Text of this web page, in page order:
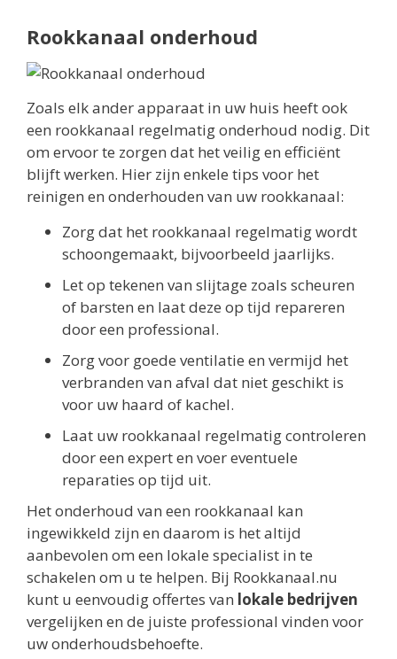
Rookkanaal onderhoud
Zoals elk ander apparaat in uw huis heeft ook
een rookkanaal regelmatig onderhoud nodig. Dit
om ervoor te zorgen dat het veilig en efficiënt
blijft werken. Hier zijn enkele tips voor het
reinigen en onderhouden van uw rookkanaal:
Zorg dat het rookkanaal regelmatig wordt
schoongemaakt, bijvoorbeeld jaarlijks.
Let op tekenen van slijtage zoals scheuren
of barsten en laat deze op tijd repareren
door een professional.
Zorg voor goede ventilatie en vermijd het
verbranden van afval dat niet geschikt is
voor uw haard of kachel.
Laat uw rookkanaal regelmatig controleren
door een expert en voer eventuele
reparaties op tijd uit.
Het onderhoud van een rookkanaal kan
ingewikkeld zijn en daarom is het altijd
aanbevolen om een lokale specialist in te
schakelen om u te helpen. Bij Rookkanaal.nu
kunt u eenvoudig offertes van lokale bedrijven
vergelijken en de juiste professional vinden voor
uw onderhoudsbehoefte.